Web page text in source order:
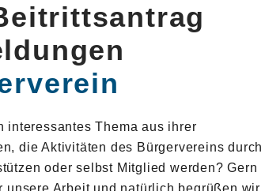
interessantes Thema aus ihrer
die Aktivitäten des Bürgervereins durch
oder selbst Mitglied werden? Gern
unsere Arbeit und natürlich begrüßen wir